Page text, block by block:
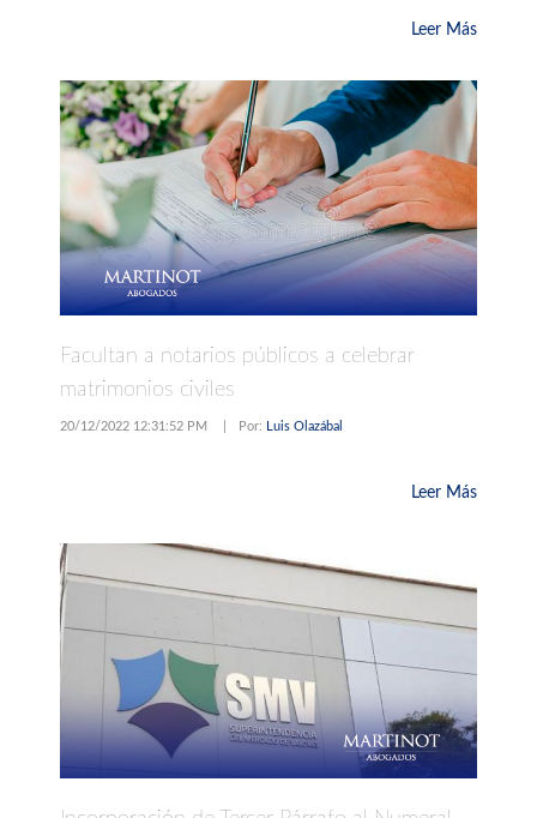
Leer Más
Facultan a notarios públicos a celebrar
matrimonios civiles
20/12/2022 12:31:52 PM Por: Luis Olazábal
Leer Más